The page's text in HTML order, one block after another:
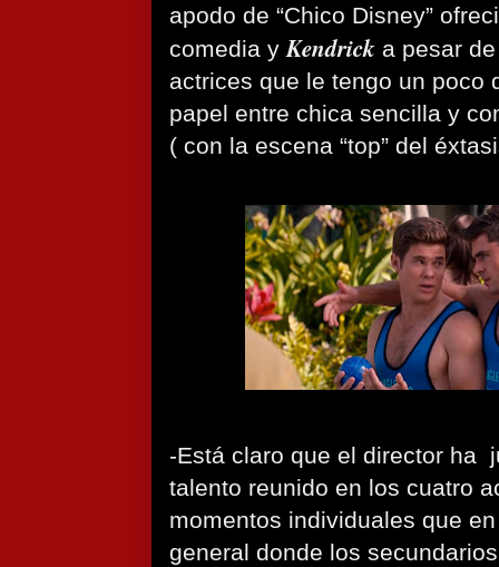
apodo de “Chico Disney”
comedia yKendrick a pesar
actrices que le tengo un poco
papel entre chica sencilla y
( con la escena “top” del
-Está claro que el director ha
talento reunido en los cuatro
momentos individuales que
general donde los